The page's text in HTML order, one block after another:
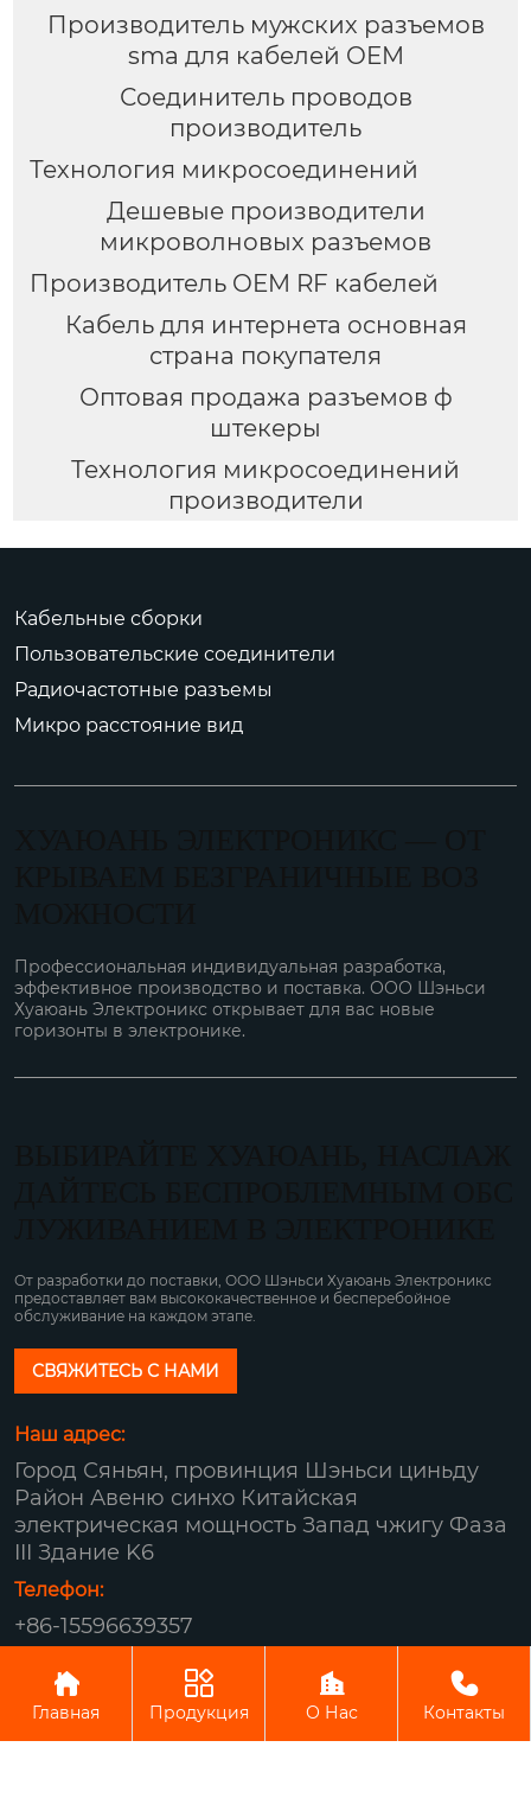
Производитель мужских разъемов
sma для кабелей OEM
Соединитель проводов
производитель
Технология микросоединений
Дешевые производители
микроволновых разъемов
Производитель OEM RF кабелей
Кабель для интернета основная
страна покупателя
Оптовая продажа разъемов ф
штекеры
Технология микросоединений
производители
Кабельные сборки
Пользовательские соединители
Радиочастотные разъемы
Микро расстояние вид
Профессиональная индивидуальная разработка,
эффективное производство и поставка. ООО Шэньси
Хуаюань Электроникс открывает для вас новые
горизонты в электронике.
От разработки до поставки, ООО Шэньси Хуаюань Электроникс
предоставляет вам высококачественное и бесперебойное
обслуживание на каждом этапе.
СВЯЖИТЕСЬ С НАМИ
Наш адрес:
Город Сяньян, провинция Шэньси циньду
Район Авеню синхо Китайская
электрическая мощность Запад чжигу Фаза
III Здание K6
Телефон:
+86-15596639357
Авторское право© ООО Шэньси Хуаюань
Электроникс

Главная

Продукция

О Нас

Контакты